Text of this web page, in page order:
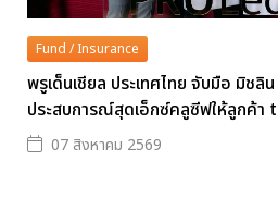
Fund / Insurance
พรูเด็นเชียล ประเทศไทย จับมือ มิชลิ
ประสบการณ์สุดเอ็กซ์คลูซีฟให้ลูกค้
07 สิงหาคม 2569